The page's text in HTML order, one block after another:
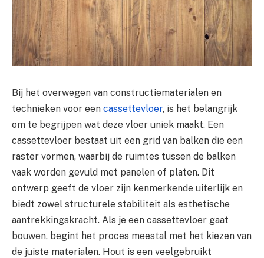
Bij het overwegen van constructiematerialen en
technieken voor een cassettevloer, is het belangrijk
om te begrijpen wat deze vloer uniek maakt. Een
cassettevloer bestaat uit een grid van balken die een
raster vormen, waarbij de ruimtes tussen de balken
vaak worden gevuld met panelen of platen. Dit
ontwerp geeft de vloer zijn kenmerkende uiterlijk en
biedt zowel structurele stabiliteit als esthetische
aantrekkingskracht. Als je een cassettevloer gaat
bouwen, begint het proces meestal met het kiezen van
de juiste materialen. Hout is een veelgebruikt